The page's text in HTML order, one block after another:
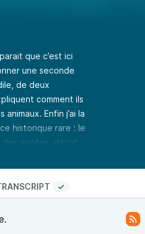
que c’est ici
une seconde
de deux
comment ils
Enfin j’ai la
historique rare : le
des années, décrit
des savants
Bourgeau pour
pour leur
✓